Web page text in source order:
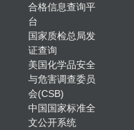
合格信息查询平
台
国家质检总局发
证查询
美国化学品安全
与危害调查委员
会(CSB)
中国国家标准全
文公开系统